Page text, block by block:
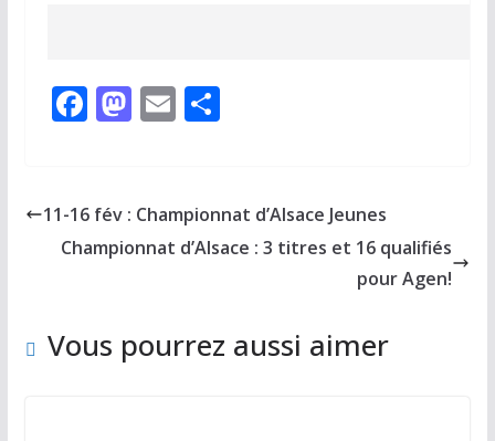
F
b
o
M
d
o
E
l
P
g
er
11-16 fév : Championnat d’Alsace Jeunes
Championnat d’Alsace : 3 titres et 16 qualifiés
pour Agen!
Vous pourrez aussi aimer